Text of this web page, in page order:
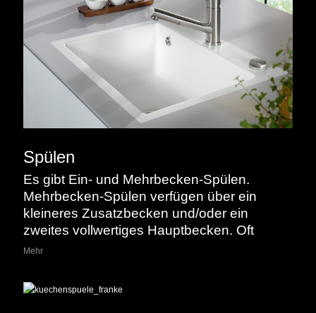
Spülen
Es gibt Ein- und Mehrbecken-Spülen.
Mehrbecken-Spülen verfügen über ein
kleineres Zusatzbecken und/oder ein
zweites vollwertiges Hauptbecken. Oft
werden Spülbecken mit einer Abtropffläche
Spülbecken zurückzuführen.
Diagonalspülen sind spezielle Lösungen für
Mehr